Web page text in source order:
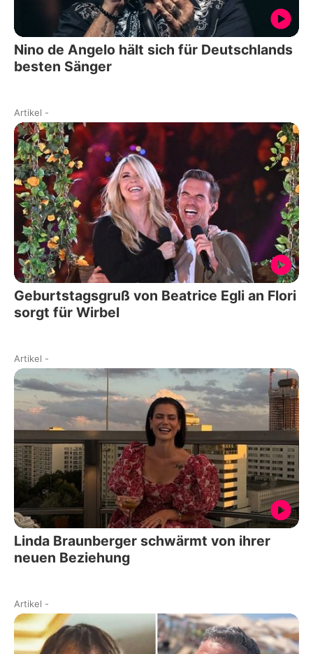
Nino de Angelo hält sich für Deutschlands
besten Sänger
Artikel -
Geburtstagsgruß von Beatrice Egli an Flori
sorgt für Wirbel
Artikel -
Linda Braunberger schwärmt von ihrer
neuen Beziehung
Artikel -